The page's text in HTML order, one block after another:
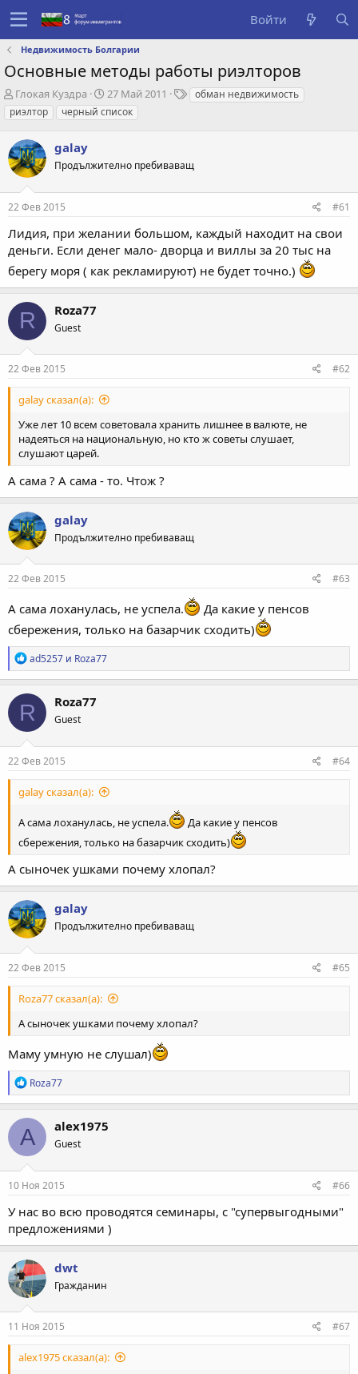
Войти
Недвижимость Болгарии
Основные методы работы риэлторов
А
в
т
р
т
е
м
ы
Глокая Куздра
Д
а
т
о
д
и
я
27 Май 2011
Тобман недвижимость
риэлтор
черный список
galay
Продължително пребиваващ
22 Фев 2015 #61
Лидия, при желании большом, каждый находит на свои
деньги. Если денег мало- дворца и виллы за 20 тыс на
берегу моря ( как рекламируют) не будет точно.)
R Roza77
Guest
22 Фев 2015 #62
galay сказал(а):
Уже лет 10 всем советовала хранить лишнее в валюте, не
надеяться на национальную, но кто ж советы слушает,
слушают царей.
А сама ? А сама - то. Чтож ?
galay
Продължително пребиваващ
22 Фев 2015 #63
А сама лоханулась, не успела.
Да какие у пенсов
сбережения, только на базарчик сходить)
Р
е
а
к
ц
и
и
:
ad5257 и Roza77
R Roza77
Guest
22 Фев 2015 #64
galay сказал(а):
А сама лоханулась, не успела.
Да какие у пенсов
сбережения, только на базарчик сходить)
А сыночек ушками почему хлопал?
galay
Продължително пребиваващ
22 Фев 2015 #65
Roza77 сказал(а):
А сыночек ушками почему хлопал?
Маму умную не слушал)
Р
е
а
к
ц
и
и
:
Roza77
A alex1975
Guest
10 Ноя 2015 #66
У нас во всю проводятся семинары, с "супервыгодными"
предложениями )
dwt
Гражданин
11 Ноя 2015 #67
alex1975 сказал(а):